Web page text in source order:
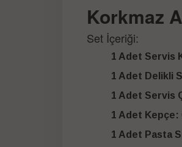
Korkmaz
Set İçeriği:
1 Adet Servis
1 Adet Delikli
1 Adet Servis
1 Adet Kepçe:
1 Adet Pasta